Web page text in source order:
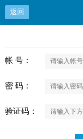
返回
帐 号：
密 码：
验证码：